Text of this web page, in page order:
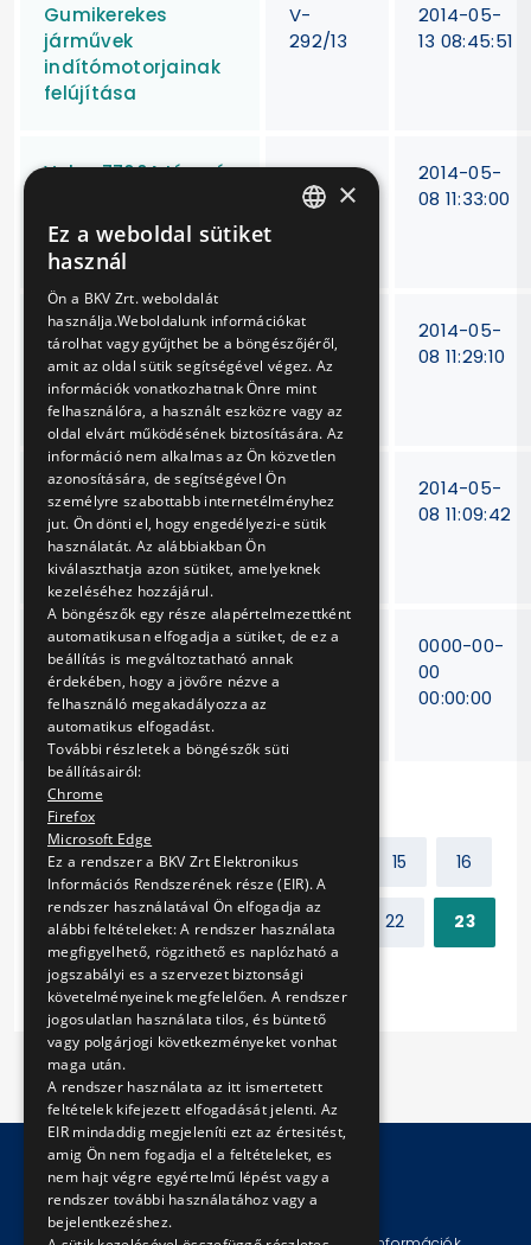
Gumikerekes
járművek
indítómotorjainak
felújítása
V-
292/13
2014-05-
13 08:45:51
Volvo 7700A típusú
fagyálló folyadékok
beszerzése
V-
230/13
2014-05-
08 11:33:00
Gumikerekes
járművek
lengéscsillapítóinak
javítása
V-311/13
2014-05-
08 11:29:10
Gumikerekes
járművekhez
ékszíjtárcsák
beszerzése
10/2013
2014-05-
08 11:09:42
Tetőautomata
beszerzése TW6000
típusú
villamosokhoz
V-93/14
0000-00-
00
00:00:00
Előző 1 2 ... 15 16
17 18 19 20 21 22 23
Következő
© Copyright 2026 BKV Zrt.
×
Ez a weboldal sütiket
használ
Ön a BKV Zrt. weboldalát
használja.Weboldalunk információkat
tárolhat vagy gyűjthet be a böngészőjéről,
amit az oldal sütik segítségével végez. Az
információk vonatkozhatnak Önre mint
felhasználóra, a használt eszközre vagy az
oldal elvárt működésének biztosítására. Az
információ nem alkalmas az Ön közvetlen
azonosítására, de segítségével Ön
személyre szabottabb internetélményhez
jut. Ön dönti el, hogy engedélyezi-e sütik
használatát. Az alábbiakban Ön
kiválaszthatja azon sütiket, amelyeknek
kezeléséhez hozzájárul.
A böngészők egy része alapértelmezettként
automatikusan elfogadja a sütiket, de ez a
beállítás is megváltoztatható annak
érdekében, hogy a jövőre nézve a
felhasználó megakadályozza az
automatikus elfogadást.
További részletek a böngészők süti
beállításairól:
Chrome
Firefox
Microsoft Edge
Ez a rendszer a BKV Zrt Elektronikus
Információs Rendszerének része (EIR). A
rendszer használatával Ön elfogadja az
alábbi feltételeket: A rendszer használata
megfigyelhető, rögzithető es naplózható a
jogszabályi es a szervezet biztonsági
követelményeinek megfelelően. A rendszer
jogosulatlan használata tilos, és büntető
vagy polgárjogi következményeket vonhat
maga után.
A rendszer használata az itt ismertetett
feltételek kifejezett elfogadását jelenti. Az
EIR mindaddig megjeleníti ezt az értesitést,
amig Ön nem fogadja el a feltételeket, es
nem hajt végre egyértelmű lépést vagy a
rendszer további használatához vagy a
bejelentkezéshez.